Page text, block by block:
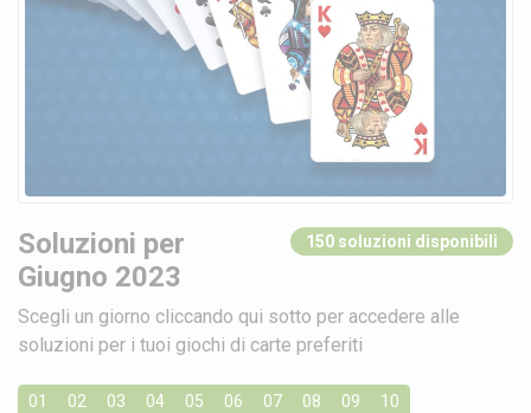
Soluzioni per
Giugno 2023
150 soluzioni disponibili
Scegli un giorno cliccando qui sotto per accedere alle
soluzioni per i tuoi giochi di carte preferiti
01 02 03 04 05 06 07 08 09 10